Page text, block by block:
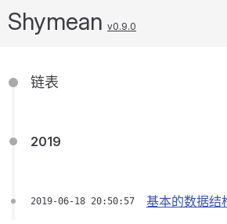
Shymean v0.9.0
链表
2019
2019-06-18 20:50:57 基本的数据结